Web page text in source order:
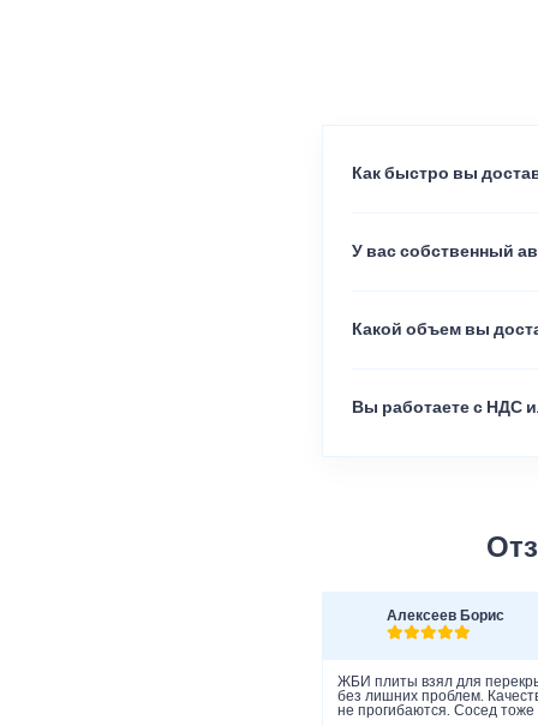
Как быстро вы
У вас собственный
Какой объем вы
Вы работаете с НДС
Алексеев Борис
ЖБИ плиты взял для
без лишних проблем.
не прогибаются. Сосед тоже